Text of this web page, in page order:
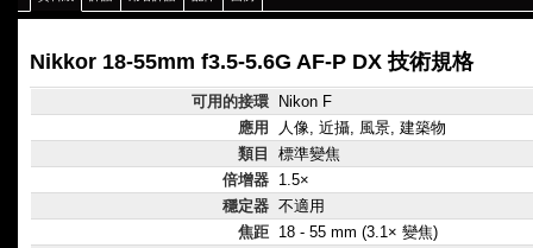
Nikkor 18-55mm f3.5-5.6G AF-P DX 技術規格
可用的接環
Nikon F
應用
人像, 近攝, 風景, 建築物
類目
標準變焦
倍增器 1.5×
穩定器 不適用
焦距 18 - 55 mm (3.1× 變焦)